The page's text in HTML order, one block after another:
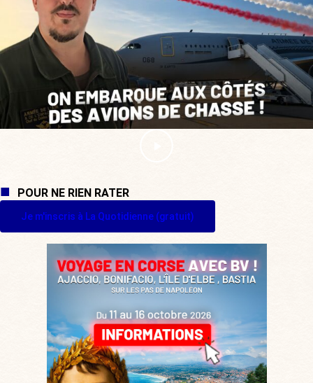
POUR NE RIEN RATER
Je m'inscris à La Quotidienne (gratuit)